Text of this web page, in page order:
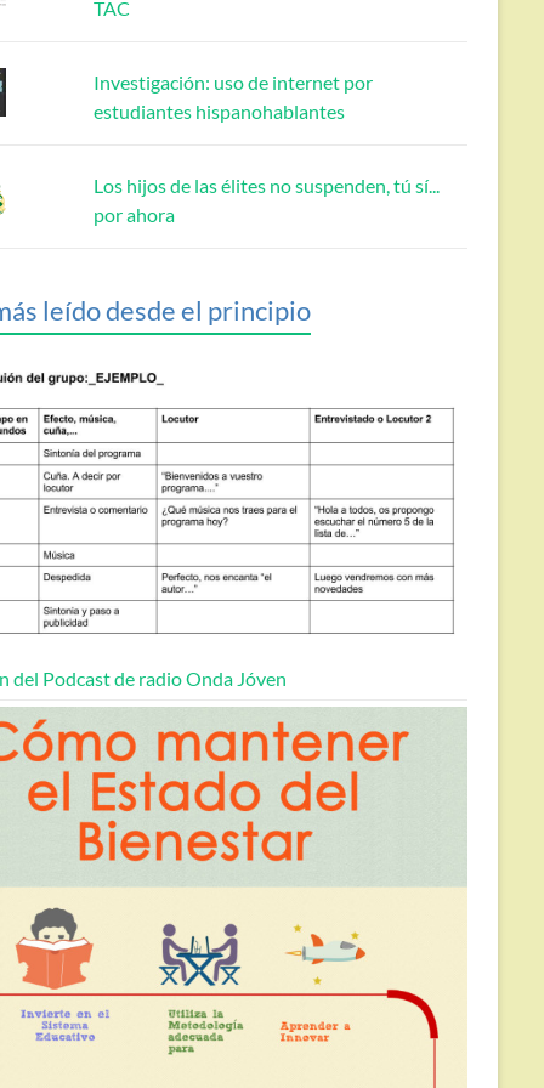
TAC
Investigación: uso de internet por
estudiantes hispanohablantes
Los hijos de las élites no suspenden, tú sí...
por ahora
leído desde el principio
del Podcast de radio Onda Jóven